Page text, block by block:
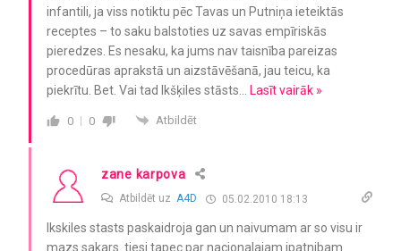
infantili, ja viss notiktu pēc Tavas un Putniņa ieteiktās
receptes – to saku balstoties uz savas empīriskās
pieredzes. Es nesaku, ka jums nav taisnība pareizas
procedūras aprakstā un aizstāvēšanā, jau teicu, ka
piekrītu. Bet. Vai tad Ikšķiles stāsts
Lasīt vairāk »
0 0 Atbildēt
zane karpova
Atbildēt uz A4D 05.02.2010 18:13
Ikskiles stasts paskaidroja gan un naivumam ar so visu ir
mazs sakars. tiesi tapec par nacionalajam ipatnibam